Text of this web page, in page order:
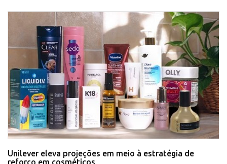
Unilever eleva projeções em meio à estratégia de
reforço em cosméticos